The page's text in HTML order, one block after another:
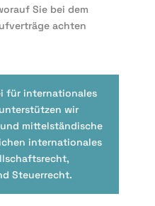
Sie bei dem
achten
für internationales
wir
mittelständische
internationales
Steuerrecht.